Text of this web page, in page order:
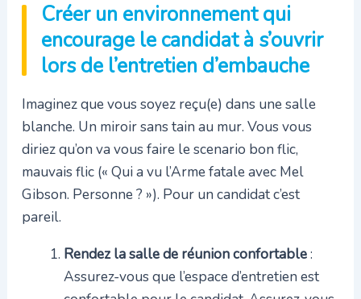
Créer un environnement qui
encourage le candidat à s’ouvrir
lors de l’entretien d’embauche
Imaginez que vous soyez reçu(e) dans une salle
blanche. Un miroir sans tain au mur. Vous vous
diriez qu’on va vous faire le scenario bon flic,
mauvais flic (« Qui a vu l’Arme fatale avec Mel
Gibson. Personne ? »). Pour un candidat c’est
pareil.
Rendez la salle de réunion confortable:
Assurez-vous que l’espace d’entretien est